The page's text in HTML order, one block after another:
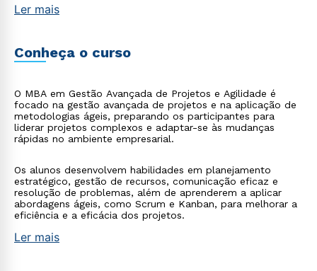
Ler mais
Conheça o curso
O MBA em Gestão Avançada de Projetos e Agilidade é
focado na gestão avançada de projetos e na aplicação de
metodologias ágeis, preparando os participantes para
liderar projetos complexos e adaptar-se às mudanças
rápidas no ambiente empresarial.
Os alunos desenvolvem habilidades em planejamento
estratégico, gestão de recursos, comunicação eficaz e
resolução de problemas, além de aprenderem a aplicar
abordagens ágeis, como Scrum e Kanban, para melhorar a
eficiência e a eficácia dos projetos.
Ler mais